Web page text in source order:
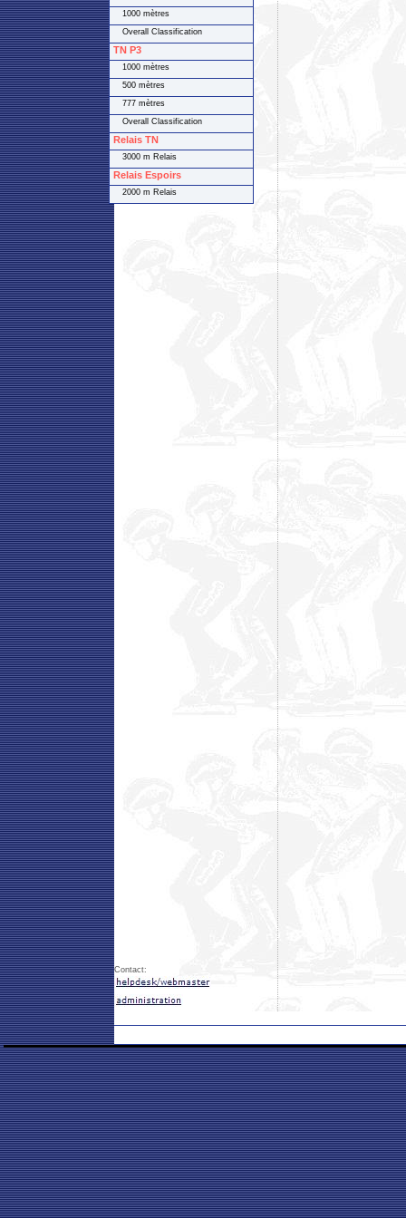
Contact:
1000 mètres
Overall Classification
TN P3
1000 mètres
500 mètres
777 mètres
Overall Classification
Relais TN
3000 m Relais
Relais Espoirs
2000 m Relais